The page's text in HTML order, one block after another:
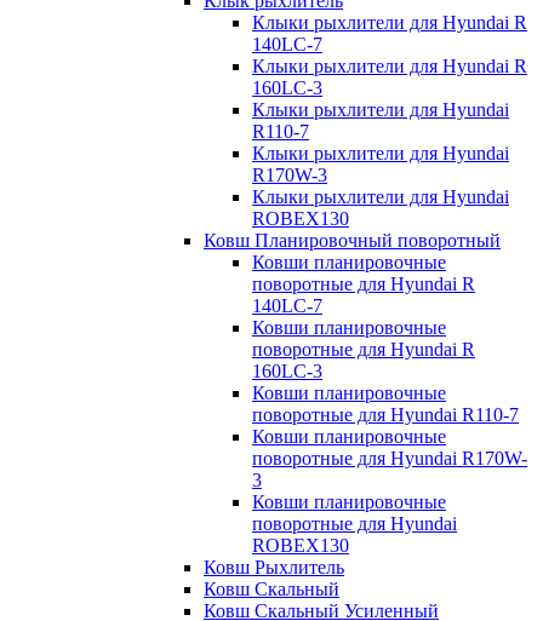
Клыки рыхлители для Hyundai R
140LC-7
Клыки рыхлители для Hyundai R
160LC-3
Клыки рыхлители для Hyundai
R110-7
Клыки рыхлители для Hyundai
R170W-3
Клыки рыхлители для Hyundai
ROBEX130
Ковш Планировочный поворотный
Ковши планировочные
поворотные для Hyundai R
140LC-7
Ковши планировочные
поворотные для Hyundai R
160LC-3
Ковши планировочные
поворотные для Hyundai R110-7
Ковши планировочные
поворотные для Hyundai R170W-
3
Ковши планировочные
поворотные для Hyundai
ROBEX130
Ковш Рыхлитель
Ковш Скальный
Ковш Скальный Усиленный